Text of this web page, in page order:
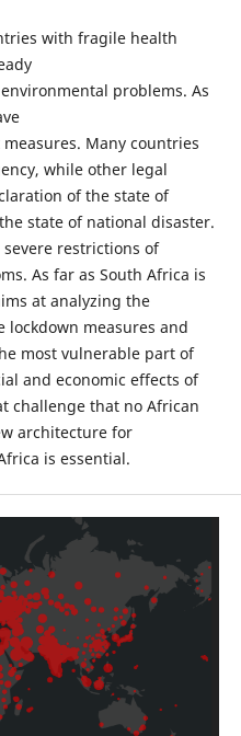
with fragile health
problems. As
Many countries
while other legal
of the state of
state of national disaster.
restrictions of
As far as South Africa is
at analyzing the
measures and
most vulnerable part of
and economic effects of
challenge that no African
architecture for
is essential.